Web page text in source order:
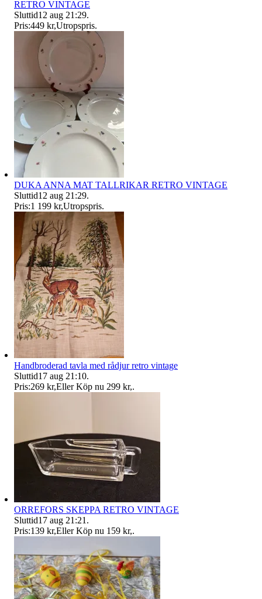
RETRO VINTAGE
Sluttid12 aug 21:29.
Pris:449 kr,Utropspris.
DUKA ANNA MAT TALLRIKAR RETRO VINTAGE
Sluttid12 aug 21:29.
Pris:1 199 kr,Utropspris.
Handbroderad tavla med rådjur retro vintage
Sluttid17 aug 21:10.
Pris:269 kr,Eller Köp nu 299 kr,.
ORREFORS SKEPPA RETRO VINTAGE
Sluttid17 aug 21:21 .
Pris:139 kr,Eller Köp nu 159 kr,.